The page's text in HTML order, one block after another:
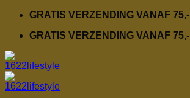
inhoud
GRATIS VERZENDING VANAF 75,-
GRATIS VERZENDING VANAF 75,-